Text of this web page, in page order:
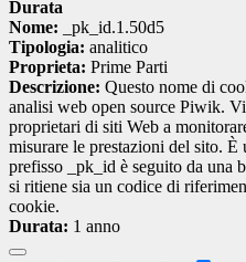
Durata
Nome: _pk_id.1.50d5
Tipologia: analitico
Proprieta: Prime Parti
Descrizione: Questo nome di
analisi web open source Piwik.
proprietari di siti Web a
misurare le prestazioni del sito.
prefisso _pk_id è seguito da una
si ritiene sia un codice di
cookie.
Durata: 1 anno